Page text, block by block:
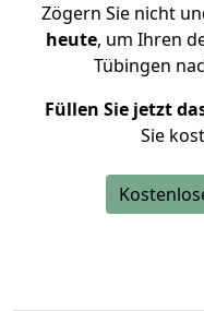
Zögern Sie nicht
heute, um Ihren
Tübingen
Füllen Sie jetzt
Sie